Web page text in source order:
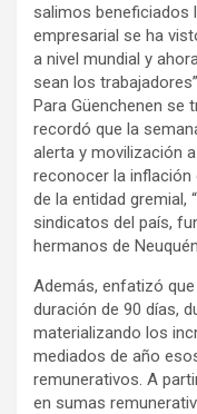
salimos beneficiados
empresarial se ha
a nivel mundial y
sean los
Para Güenchenen se
recordó que la
alerta y movilización
reconocer la inflación
de la entidad gremial,
sindicatos del país,
hermanos de
Además, enfatizó
duración de 90 días,
materializando los
mediados de año
remunerativos. A
en sumas